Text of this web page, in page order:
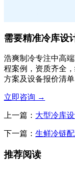
需要精准冷库设
浩爽制冷专注中高
程案例，资质齐全
方案及设备报价清单
立即咨询 →
上一篇： 大型冷库
下一篇： 生鲜冷链
推荐阅读